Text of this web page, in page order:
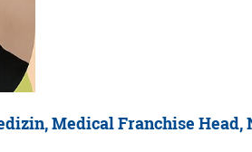
Medical Franchise Head,